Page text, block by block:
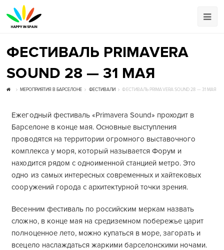
ФЕСТИВАЛЬ PRIMAVERA
SOUND 28 — 31 МАЯ
МЕРОПРИЯТИЯ В БАРСЕЛОНЕ ФЕСТИВАЛИ ФЕСТИВАЛЬ PRIMAVERA SOUND 28 — 31 МАЯ
Ежегодный фестиваль «Primavera Sound» проходит в
Барселоне в конце мая. Основные выступления
проводятся на территории огромного выставочного
комплекса у моря, который называется Форум и
находится рядом с одноименной станцией метро. Это
одно из самых интересных современных и хайтековых
сооружений города с архитектурной точки зрения.
Весенним фестиваль по российским меркам назвать
сложно, в конце мая на средиземном побережье царит
полноценное лето, можно купаться в море, загорать и
всецело наслаждаться жаркими барселонскими ночами.